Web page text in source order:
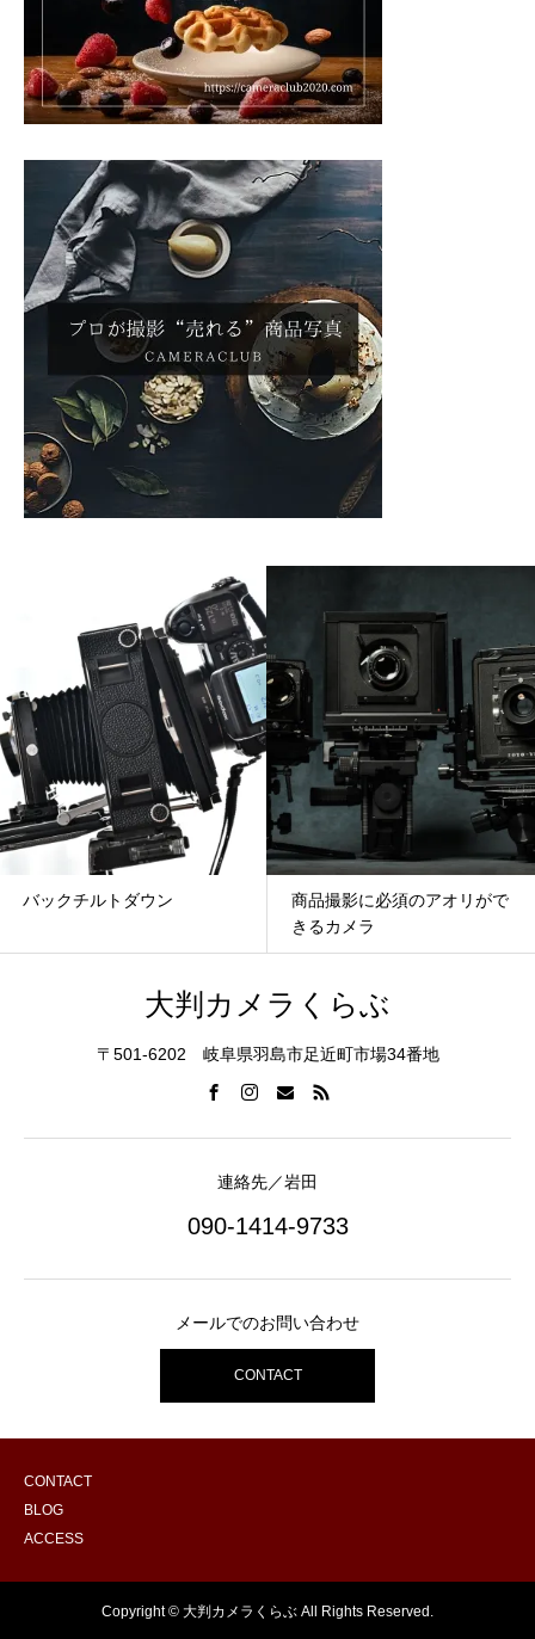
バックチルトダウン
商品撮影に必須のアオリがで
きるカメラ
大判カメラくらぶ
〒501-6202 岐阜県羽島市足近町市場34番地
連絡先／岩田
090-1414-9733
メールでのお問い合わせ
CONTACT
CONTACT
BLOG
ACCESS
Copyright © 大判カメラくらぶ All Rights Reserved.